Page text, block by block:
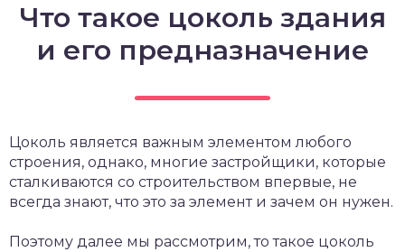
Что такое цоколь здания
и его предназначение
Цоколь является важным элементом любого
строения, однако, многие застройщики, которые
сталкиваются со строительством впервые, не
всегда знают, что это за элемент и зачем он нужен.
Поэтому далее мы рассмотрим, то такое цоколь